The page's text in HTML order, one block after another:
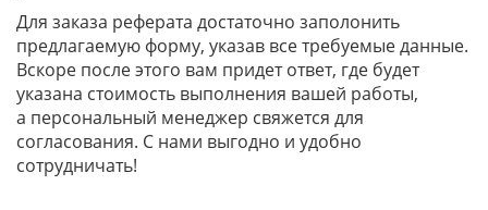
Для заказа реферата достаточно заполонить
предлагаемую форму, указав все требуемые данные.
Вскоре после этого вам придет ответ, где будет
указана стоимость выполнения вашей работы,
а персональный менеджер свяжется для
согласования. С нами выгодно и удобно
сотрудничать!